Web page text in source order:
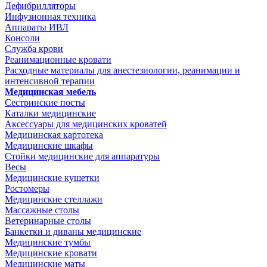
Дефибрилляторы
Инфузионная техника
Аппараты ИВЛ
Консоли
Служба крови
Реанимационные кровати
Расходные материалы для анестезиологии, реанимации и
интенсивной терапии
Медицинская мебель
Сестринские посты
Каталки медицинские
Аксессуары для медицинских кроватей
Медицинская картотека
Медицинские шкафы
Стойки медицинские для аппаратуры
Весы
Медицинские кушетки
Ростомеры
Медицинские стеллажи
Массажные столы
Ветеринарные столы
Банкетки и диваны медицинские
Медицинские тумбы
Медицинские кровати
Медицинские маты